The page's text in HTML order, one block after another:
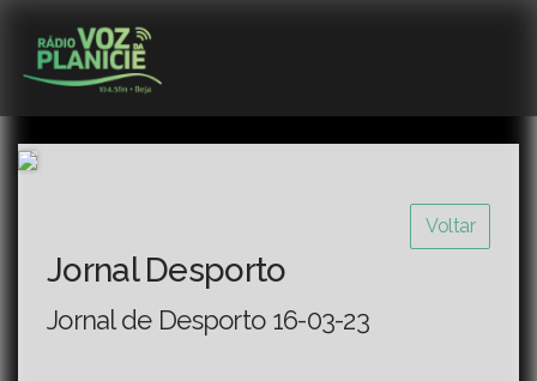
Voltar
Jornal Desporto
Jornal de Desporto 16-03-23